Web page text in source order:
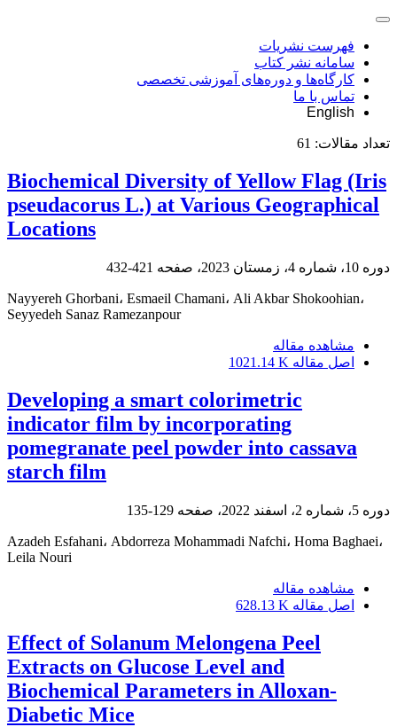
فهرست نشریات
سامانه نشر کتاب
کارگاه‌ها و دوره‌های آموزشی تخصصی
تماس با ما
English
تعداد مقالات: 61
Biochemical Diversity of Yellow Flag (Iris
pseudacorus L.) at Various Geographical
Locations
دوره 10، شماره 4، زمستان 2023، صفحه 421-432
Nayyereh Ghorbani، Esmaeil Chamani، Ali Akbar Shokoohian،
Seyyedeh Sanaz Ramezanpour
مشاهده مقاله
اصل مقاله 1021.14 K
Developing a smart colorimetric
indicator film by incorporating
pomegranate peel powder into cassava
starch film
دوره 5، شماره 2، اسفند 2022، صفحه 129-135
Azadeh Esfahani، Abdorreza Mohammadi Nafchi، Homa Baghaei،
Leila Nouri
مشاهده مقاله
اصل مقاله 628.13 K
Effect of Solanum Melongena Peel
Extracts on Glucose Level and
Biochemical Parameters in Alloxan-
Diabetic Mice